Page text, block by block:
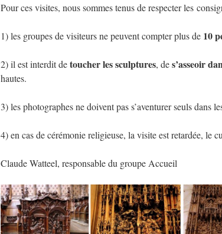
Pour ces visites, nous sommes tenus de respecter les
1) les groupes de visiteurs ne peuvent compter plus de 10
2) il est interdit detoucher les sculptures, des’asseoir
hautes.
3) les photographes ne doivent pas s’aventurer seuls dans
4) en cas de cérémonie religieuse, la visite est retardée, le
Claude Watteel, responsable du groupe Accueil